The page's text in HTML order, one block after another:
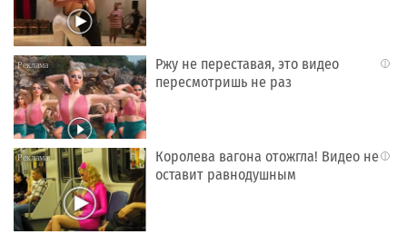
i
Ржу не переставая, это видео
пересмотришь не раз
i
Королева вагона отожгла! Видео не
оставит равнодушным